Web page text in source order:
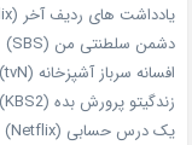
یادداشت‌ های ردیف آخر (Netflix)
دشمن سلطنتی من (SBS)
افسانه سرباز آشپزخانه (tvN)
زندگیتو پرورش بده (KBS2)
یک درس حسابی (Netflix)